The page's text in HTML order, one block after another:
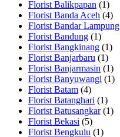
Florist Balikpapan (1)
Florist Banda Aceh (4)
Florist Bandar Lampung
Florist Bandung (1)
Florist Bangkinang (1)
Florist Banjarbaru (1)
Florist Banjarmasin (1)
Florist Banyuwangi (1)
Florist Batam (4)
Florist Batanghari (1)
Florist Batusangkar(1)
Florist Bekasi (5)
Florist Bengkulu (1)